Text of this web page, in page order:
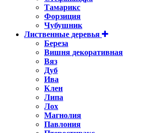
Тамарикс
Форзиция
Чубушник
Лиственные деревья
Береза
Вишня декоративная
Вяз
Дуб
Ива
Клен
Липа
Лох
Магнолия
Павлония